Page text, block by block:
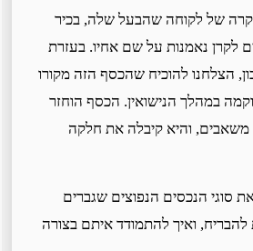
של לקוחה שהבעל שלה, בכיר
לקרן נאמנות על שם אחיו. בעזרת
הצלחנו להוכיח שהכסף הזה מקורו
במהלך הנישואין. הכסף הוחזר
משאבים, והיא קיבלה את חלקה
הנכסים הנפוצים שגברים
ואיך להתמודד איתם בצורה